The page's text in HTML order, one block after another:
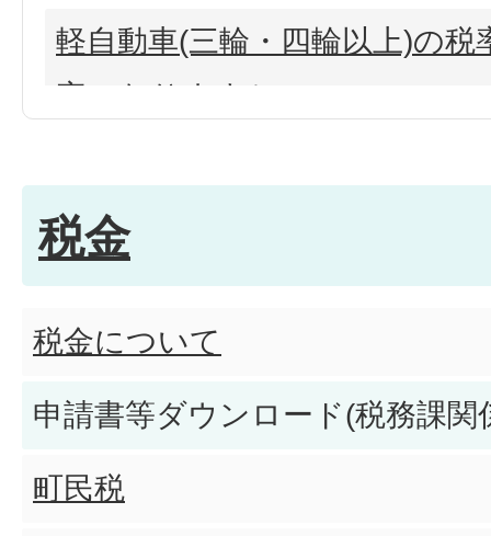
軽自動車(三輪・四輪以上)の税
率になりますか?
軽自動車の「重課税率(経年重
用されますか?
三輪(660cc以下)の税率はいく
四輪以上(660cc以下)の税率は
グリーン化特例(軽課)とは何で
税金
税金について
申請書等ダウンロード(税務課関
町民税